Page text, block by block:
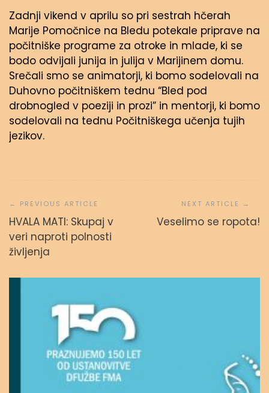
Zadnji vikend v aprilu so pri sestrah hčerah
Marije Pomočnice na Bledu potekale priprave na
počitniške programe za otroke in mlade, ki se
bodo odvijali junija in julija v Marijinem domu.
Srečali smo se animatorji, ki bomo sodelovali na
Duhovno počitniškem tednu “Bled pod
drobnogled v poeziji in prozi” in mentorji, ki bomo
sodelovali na tednu Počitniškega učenja tujih
jezikov.
prispevka
HVALA MATI: Skupaj v
veri naproti polnosti
življenja
Veselimo se ropota!